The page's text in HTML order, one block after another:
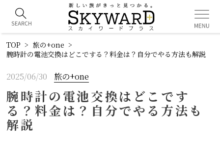
TOP
旅の+one
腕時計の電池交換はどこでする？料金は？自分でやる方法も解説
2025/06/30 旅の+one
腕時計の電池交換はどこです
る？料金は？自分でやる方法も
解説